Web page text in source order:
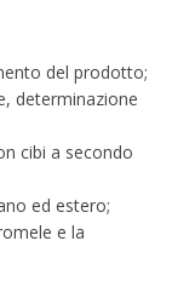
del prodotto;
determinazione
cibi a secondo
ed estero;
e la